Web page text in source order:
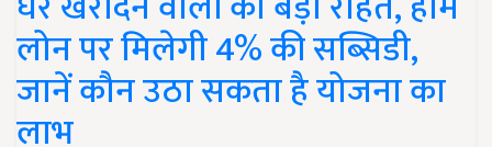
लोन पर मिलेगी 4% की सब्सिडी,
जानें कौन उठा सकता है योजना का
लाभ